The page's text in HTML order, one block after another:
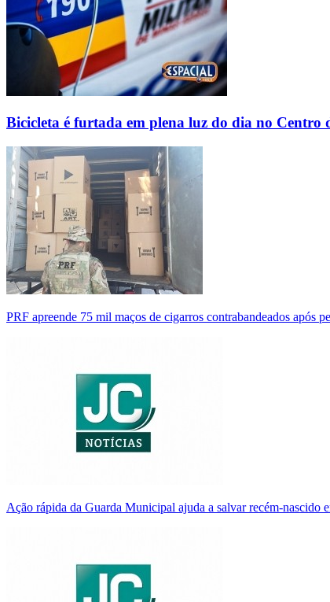
Bicicleta é furtada em plena luz do dia no Centro
PRF apreende 75 mil maços de cigarros contrabandeados após
Ação rápida da Guarda Municipal ajuda a salvar recém-nascido